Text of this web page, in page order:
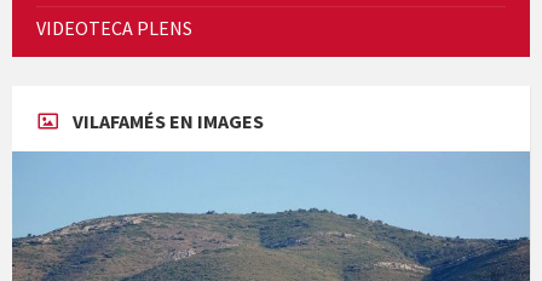
Cicle de Cine i Dones rurals
Concerts al Museu
VIDEOTECA PLENS
VILAFAMÉS EN IMAGES